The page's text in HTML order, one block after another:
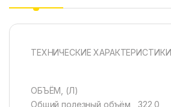
ТЕХНИЧЕСКИЕ
ОБЪЁМ, (Л)
Общий полезный объём 322,0